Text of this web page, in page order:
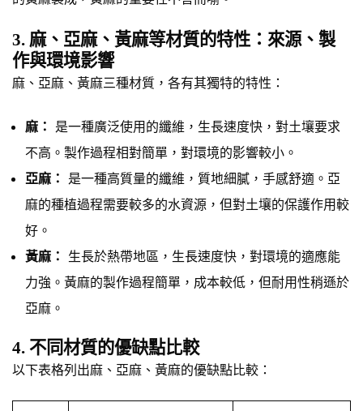
3. 麻、亞麻、黃麻等材質的特性：來源、製
作與環境影響
麻、亞麻、黃麻三種材質，各有其獨特的特性：
麻： 是一種廣泛使用的纖維，生長速度快，對土壤要求
不高。製作過程相對簡單，對環境的影響較小。
亞麻： 是一種高質量的纖維，質地細膩，手感舒適。亞
麻的種植過程需要較多的水資源，但對土壤的保護作用較
好。
黃麻： 生長於熱帶地區，生長速度快，對環境的適應能
力強。黃麻的製作過程簡單，成本較低，但耐用性稍遜於
亞麻。
4. 不同材質的優缺點比較
以下表格列出麻、亞麻、黃麻的優缺點比較：